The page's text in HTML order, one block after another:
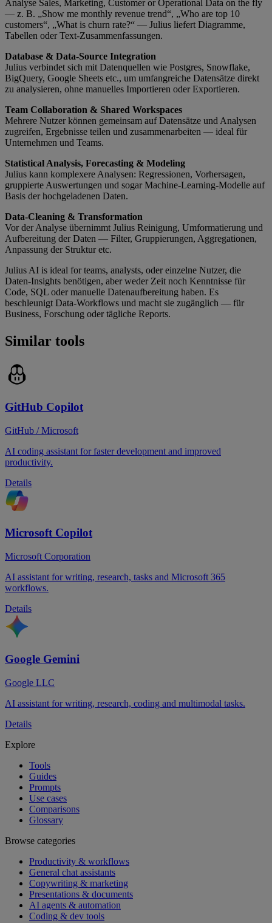
Analyse Sales, Marketing, Customer or Operational Data on the fly
— z. B. „Show me monthly revenue trend“, „Who are top 10
customers“, „What is churn rate?“ — Julius liefert Diagramme,
Tabellen oder Text-Zusammenfassungen.
Database & Data-Source Integration
Julius verbindet sich mit Datenquellen wie Postgres, Snowflake,
BigQuery, Google Sheets etc., um umfangreiche Datensätze direkt
zu analysieren, ohne manuelles Importieren oder Exportieren.
Team Collaboration & Shared Workspaces
Mehrere Nutzer können gemeinsam auf Datensätze und Analysen
zugreifen, Ergebnisse teilen und zusammenarbeiten — ideal für
Unternehmen und Teams.
Statistical Analysis, Forecasting & Modeling
Julius kann komplexere Analysen: Regressionen, Vorhersagen,
gruppierte Auswertungen und sogar Machine-Learning-Modelle auf
Basis der hochgeladenen Daten.
Data-Cleaning & Transformation
Vor der Analyse übernimmt Julius Reinigung, Umformatierung und
Aufbereitung der Daten — Filter, Gruppierungen, Aggregationen,
Anpassung der Struktur etc.
Julius AI is ideal for teams, analysts, oder einzelne Nutzer, die
Daten-Insights benötigen, aber weder Zeit noch Kenntnisse für
Code, SQL oder manuelle Datenaufbereitung haben. Es
beschleunigt Data-Workflows und macht sie zugänglich — für
Business, Forschung oder tägliche Reports.
Similar tools
GitHub Copilot
GitHub / Microsoft
AI coding assistant for faster development and improved
productivity.
Details
Microsoft Copilot
Microsoft Corporation
AI assistant for writing, research, tasks and Microsoft 365
workflows.
Details
Google Gemini
Google LLC
AI assistant for writing, research, coding and multimodal tasks.
Details
Explore
Tools
Guides
Prompts
Use cases
Comparisons
Glossary
Browse categories
Productivity & workflows
General chat assistants
Copywriting & marketing
Presentations & documents
AI agents & automation
Coding & dev tools